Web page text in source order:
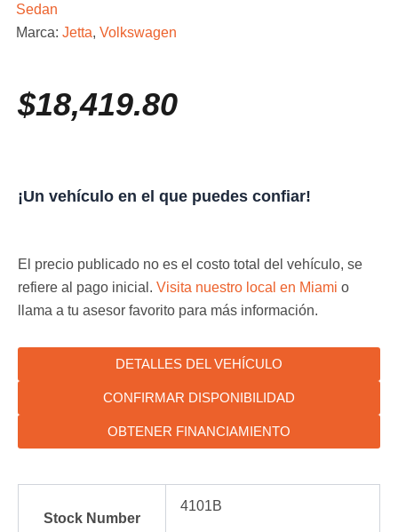
Sedan
Marca: Jetta, Volkswagen
$18,419.80
¡Un vehículo en el que puedes confiar!
El precio publicado no es el costo total del vehículo, se
refiere al pago inicial. Visita nuestro local en Miami o
llama a tu asesor favorito para más información.
DETALLES DEL VEHÍCULO
CONFIRMAR DISPONIBILIDAD
OBTENER FINANCIAMIENTO
Stock Number
4101B